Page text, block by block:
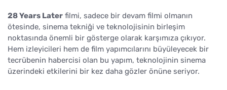
28 Years Later filmi, sadece bir devam filmi olmanın
ötesinde, sinema tekniği ve teknolojisinin birleşim
noktasında önemli bir gösterge olarak karşımıza çıkıyor.
Hem izleyicileri hem de film yapımcılarını büyüleyecek bir
tecrübenin habercisi olan bu yapım, teknolojinin sinema
üzerindeki etkilerini bir kez daha gözler önüne seriyor.